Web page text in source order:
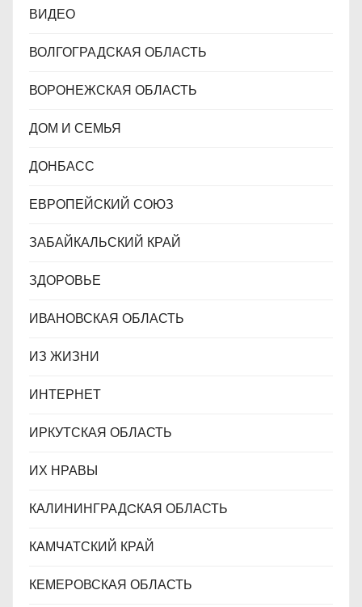
ВИДЕО
ВОЛГОГРАДСКАЯ ОБЛАСТЬ
ВОРОНЕЖСКАЯ ОБЛАСТЬ
ДОМ И СЕМЬЯ
ДОНБАСС
ЕВРОПЕЙСКИЙ СОЮЗ
ЗАБАЙКАЛЬСКИЙ КРАЙ
ЗДОРОВЬЕ
ИВАНОВСКАЯ ОБЛАСТЬ
ИЗ ЖИЗНИ
ИНТЕРНЕТ
ИРКУТСКАЯ ОБЛАСТЬ
ИХ НРАВЫ
КАЛИНИНГРАДCКАЯ ОБЛАСТЬ
КАМЧАТСКИЙ КРАЙ
КЕМЕРОВСКАЯ ОБЛАСТЬ